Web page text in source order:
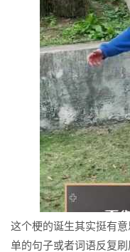
这个梗的诞生其实挺有
单的句子或者词语反复